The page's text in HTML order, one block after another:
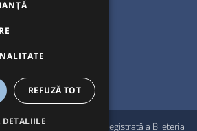
Acceptăm plăți cu
® este marcă înregistrată a Bileteria
REFUZĂ TOT
DETALIILE